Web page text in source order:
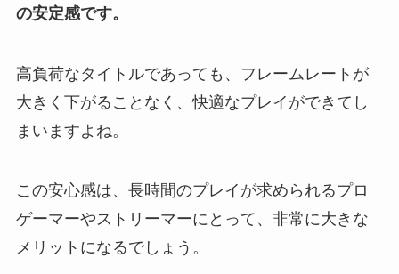
の安定感です。
高負荷なタイトルであっても、フレームレートが
大きく下がることなく、快適なプレイができてし
まいますよね。
この安心感は、長時間のプレイが求められるプロ
ゲーマーやストリーマーにとって、非常に大きな
メリットになるでしょう。